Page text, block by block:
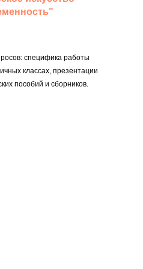
специфика работы
классах, презентации
пособий и сборников.